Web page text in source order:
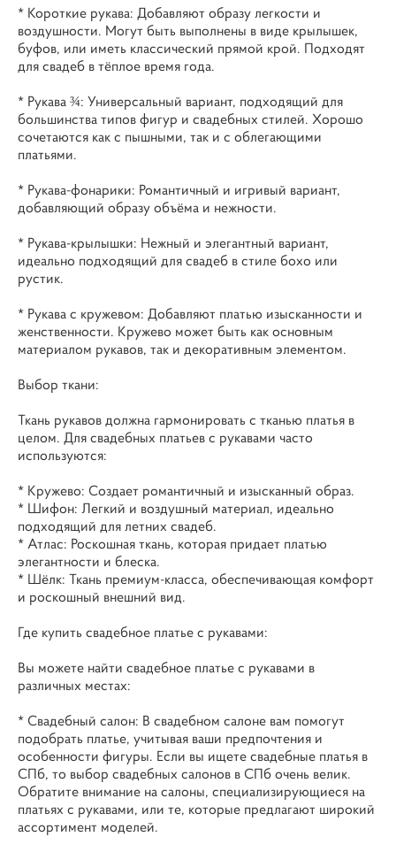
* Короткие рукава: Добавляют образу легкости и
воздушности. Могут быть выполнены в виде крылышек,
буфов, или иметь классический прямой крой. Подходят
для свадеб в тёплое время года.
* Рукава ¾: Универсальный вариант, подходящий для
большинства типов фигур и свадебных стилей. Хорошо
сочетаются как с пышными, так и с облегающими
платьями.
* Рукава-фонарики: Романтичный и игривый вариант,
добавляющий образу объёма и нежности.
* Рукава-крылышки: Нежный и элегантный вариант,
идеально подходящий для свадеб в стиле бохо или
рустик.
* Рукава с кружевом: Добавляют платью изысканности и
женственности. Кружево может быть как основным
материалом рукавов, так и декоративным элементом.
Выбор ткани:
Ткань рукавов должна гармонировать с тканью платья в
целом. Для свадебных платьев с рукавами часто
используются:
* Кружево: Создает романтичный и изысканный образ.
* Шифон: Легкий и воздушный материал, идеально
подходящий для летних свадеб.
* Атлас: Роскошная ткань, которая придает платью
элегантности и блеска.
* Шёлк: Ткань премиум-класса, обеспечивающая комфорт
и роскошный внешний вид.
Где купить свадебное платье с рукавами:
Вы можете найти свадебное платье с рукавами в
различных местах:
* Свадебный салон: В свадебном салоне вам помогут
подобрать платье, учитывая ваши предпочтения и
особенности фигуры. Если вы ищете свадебные платья в
СПб, то выбор свадебных салонов в СПб очень велик.
Обратите внимание на салоны, специализирующиеся на
платьях с рукавами, или те, которые предлагают широкий
ассортимент моделей.